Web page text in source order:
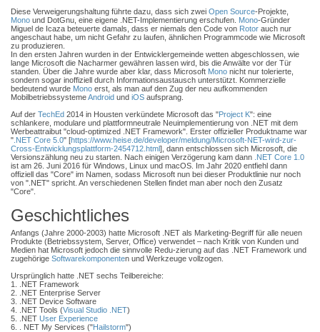
Diese Verweigerungshaltung führte dazu, dass sich zwei Open Source-Projekte,
Mono und DotGnu, eine eigene .NET-Implementierung erschufen. Mono-Gründer
Miguel de Icaza beteuerte damals, dass er niemals den Code von Rotor auch nur
angeschaut habe, um nicht Gefahr zu laufen, ähnlichen Programmcode wie Microsoft
zu produzieren.
In den ersten Jahren wurden in der Entwicklergemeinde wetten abgeschlossen, wie
lange Microsoft die Nacharmer gewähren lassen wird, bis die Anwälte vor der Tür
standen. Über die Jahre wurde aber klar, dass Microsoft Mono nicht nur tolerierte,
sondern sogar inoffiziell durch Informationsaustausch unterstützt. Kommerzielle
bedeutend wurde Mono erst, als man auf den Zug der neu aufkommenden
MobilbetriebssystemeAndroid und iOS aufsprang.
Auf der TechEd 2014 in Housten verkündete Microsoft das "Project K": eine
schlankere, modulare und plattformneutrale Neuimplementierung von .NET mit dem
Werbeattraibut "cloud-optimized .NET Framework". Erster offizieller Produktname war
" .NET Core 5.0" [https://www.heise.de/developer/meldung/Microsoft-NET-wird-zur-
Cross-Entwicklungsplattform-2454712.html], dann entschlossen sich Microsoft, die
Versionszählung neu zu starten. Nach einigen Verzögerung kam dann .NET Core 1.0
ist am 26. Juni 2016 für Windows, Linux und macOS. Im Jahr 2020 entfiehl dann
offiziell das "Core" im Namen, sodass Microsoft nun bei dieser Produktlinie nur noch
von ".NET" spricht. An verschiedenen Stellen findet man aber noch den Zusatz
"Core".
Geschichtliches
Anfangs (Jahre 2000-2003) hatte Microsoft .NET als Marketing-Begriff für alle neuen
Produkte (Betriebssystem, Server, Office) verwendet – nach Kritik von Kunden und
Medien hat Microsoft jedoch die sinnvolle Redu-zierung auf das .NET Framework und
zugehörige Softwarekomponenten und Werkzeuge vollzogen.
Ursprünglich hatte .NET sechs Teilbereiche:
1. .NET Framework
2. .NET Enterprise Server
3. .NET Device Software
4. .NET Tools (Visual Studio .NET)
5. .NET User Experience
6. . NET My Services ("Hailstorm")